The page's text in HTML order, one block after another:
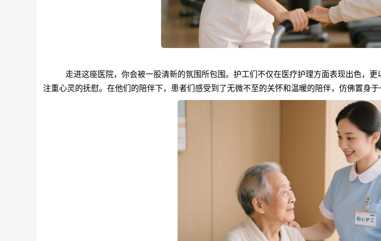
走进这座医院，你会被一股清新的氛围所包围。护工们不仅在医疗护理方面表现出色，更
注重心灵的抚慰。在他们的陪伴下，患者们感受到了无微不至的关怀和温暖的陪伴，仿佛置身于